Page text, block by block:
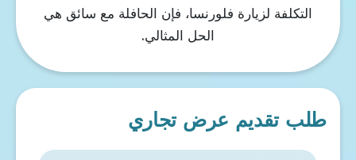
التكلفة لزيارة فلورنسا، فإن الحافلة مع سائق هي
الحل المثالي.
طلب تقديم عرض تجاري